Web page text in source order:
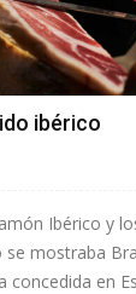
ibérico
Ibérico y
se mostraba
concedida en